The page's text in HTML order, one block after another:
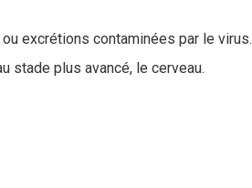
excrétions contaminées par le virus.
stade plus avancé, le cerveau.